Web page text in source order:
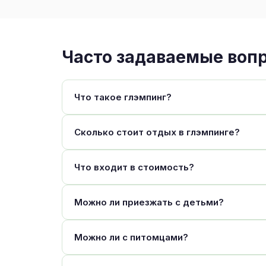
Часто задаваемые
Что такое глэмпинг?
Сколько стоит отдых в глэмпинге?
Что входит в стоимость?
Можно ли приезжать с детьми?
Можно ли с питомцами?